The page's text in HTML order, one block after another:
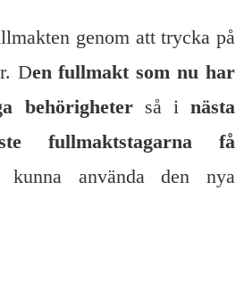
genom att trycka på
Den fullmakt som nu har
behörigheterså i nästa
fullmaktstagarna få
använda den nya